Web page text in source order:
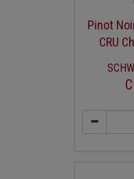
Pinot
CRU